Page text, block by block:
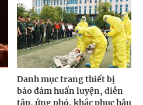
Danh mục trang thiết bị
bảo đảm huấn luyện, diễn
tập, ứng phó, khắc phục hậu